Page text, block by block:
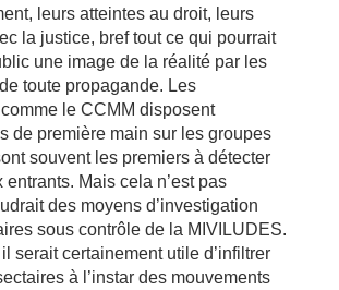
leurs atteintes au droit, leurs
la justice, bref tout ce qui pourrait
une image de la réalité par les
toute propagande. Les
le CCMM disposent
de première main sur les groupes
souvent les premiers à détecter
entrants. Mais cela n’est pas
des moyens d’investigation
sous contrôle de la MIVILUDES.
serait certainement utile d’infiltrer
à l’instar des mouvements